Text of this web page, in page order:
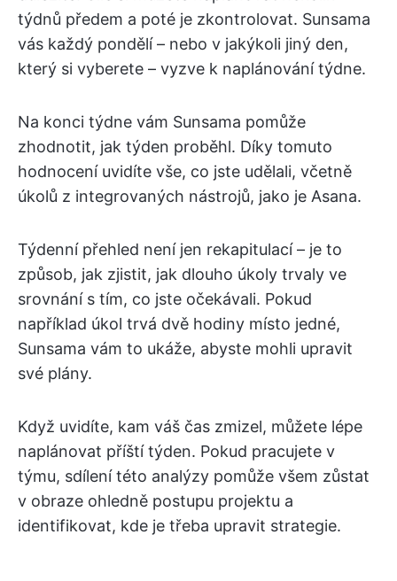
týdnů předem a poté je zkontrolovat. Sunsama
vás každý pondělí – nebo v jakýkoli jiný den,
který si vyberete – vyzve k naplánování týdne.
Na konci týdne vám Sunsama pomůže
zhodnotit, jak týden proběhl. Díky tomuto
hodnocení uvidíte vše, co jste udělali, včetně
úkolů z integrovaných nástrojů, jako je Asana.
Týdenní přehled není jen rekapitulací – je to
způsob, jak zjistit, jak dlouho úkoly trvaly ve
srovnání s tím, co jste očekávali. Pokud
například úkol trvá dvě hodiny místo jedné,
Sunsama vám to ukáže, abyste mohli upravit
své plány.
Když uvidíte, kam váš čas zmizel, můžete lépe
naplánovat příští týden. Pokud pracujete v
týmu, sdílení této analýzy pomůže všem zůstat
v obraze ohledně postupu projektu a
identifikovat, kde je třeba upravit strategie.